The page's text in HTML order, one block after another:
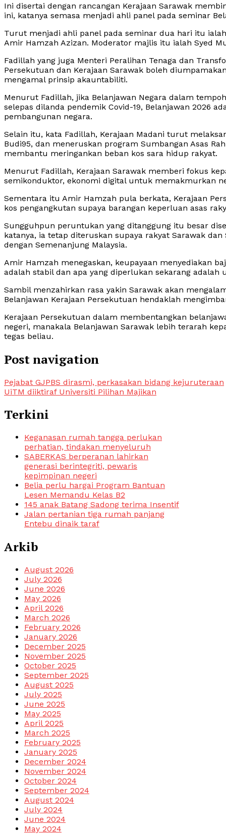
Ini disertai dengan rancangan Kerajaan Sarawak
ini, katanya semasa menjadi ahli panel pada seminar
Turut menjadi ahli panel pada seminar dua hari itu
Amir Hamzah Azizan. Moderator majlis itu ialah Syed
Fadillah yang juga Menteri Peralihan Tenaga dan
Persekutuan dan Kerajaan Sarawak boleh
mengamal prinsip akauntabiliti.
Menurut Fadillah, jika Belanjawan Negara dalam
selepas dilanda pendemik Covid-19, Belanjawan 2026
pembangunan negara.
Selain itu, kata Fadillah, Kerajaan Madani turut
Budi95, dan meneruskan program Sumbangan Asas
membantu meringankan beban kos sara hidup rakyat.
Menurut Fadillah, Kerajaan Sarawak memberi fokus
semikonduktor, ekonomi digital untuk memakmurkan
Sementara itu Amir Hamzah pula berkata, Kerajaan
kos pengangkutan supaya barangan keperluan asas
Sungguhpun peruntukan yang ditanggung itu besar
katanya, ia tetap diteruskan supaya rakyat Sarawak
dengan Semenanjung Malaysia.
Amir Hamzah menegaskan, keupayaan menyediakan
adalah stabil dan apa yang diperlukan sekarang adalah
Sambil menzahirkan rasa yakin Sarawak akan
Belanjawan Kerajaan Persekutuan hendaklah
Kerajaan Persekutuan dalam membentangkan
negeri, manakala Belanjawan Sarawak lebih terarah
tegas beliau.
Post navigation
Pejabat GJPBS dirasmi, perkasakan bidang kejuruteraan
UiTM diiktiraf Universiti Pilihan Majikan
Terkini
Keganasan rumah tangga perlukan
perhatian, tindakan menyeluruh
SABERKAS berperanan lahirkan
generasi berintegriti, pewaris
kepimpinan negeri
Belia perlu hargai Program Bantuan
Lesen Memandu Kelas B2
145 anak Batang Sadong terima Insentif
Jalan pertanian tiga rumah panjang
Entebu dinaik taraf
Arkib
August 2026
July 2026
June 2026
May 2026
April 2026
March 2026
February 2026
January 2026
December 2025
November 2025
October 2025
September 2025
August 2025
July 2025
June 2025
May 2025
April 2025
March 2025
February 2025
January 2025
December 2024
November 2024
October 2024
September 2024
August 2024
July 2024
June 2024
May 2024